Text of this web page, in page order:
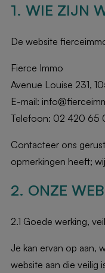
1. WIE ZIJN
De website
Fierce Immo
Avenue Louise 231,
E-mail:
Telefoon: 02 420 65
Contacteer ons
opmerkingen heeft;
2. ONZE
2.1 Goede werking,
Je kan ervan op aan,
website aan die veilig